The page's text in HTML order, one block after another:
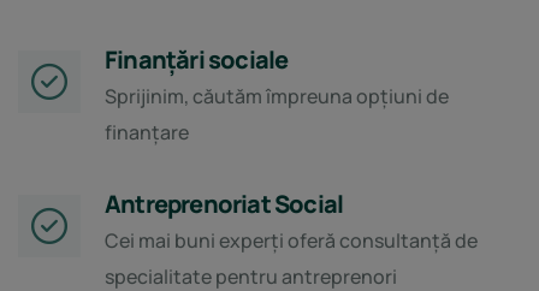
Finanțări sociale
Sprijinim, căutăm împreuna opțiuni de
finanțare
Antreprenoriat Social
Cei mai buni experți oferă consultanță de
specialitate pentru antreprenori